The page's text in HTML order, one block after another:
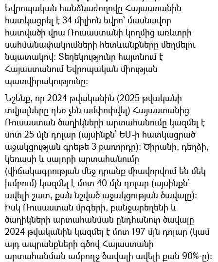
Եվրոպական հանձնաժողովը Հայաստանին
հատկացրել է 34 միլիոն եվրո՝ մասնավոր
հատվածի վրա Ռուսաստանի կողմից առևտրի
սահմանափակումների հետևանքները մեղմելու
նպատակով։ Տեղեկությունը հայտնում է
Հայաստանում Եվրոպական միության
պատվիրակությունը։
Նշենք, որ 2024 թվականին (2025 թվականի
տվյալները դեռ չեն ամփոփվել) Հայաստանից
Ռուսաստան ծաղիկների արտահանումը կազմել է
մոտ 25 մլն դոլար (այսինքն՝ ԵՄ-ի հատկացրած
աջակցության գրեթե 3 քառորդը)։ Ծիրանի, դեղձի,
կեռասի և սալորի արտահանումը
(վիճակագրության մեջ դրանք միավորվում են մեկ
խմբում) կազմել է մոտ 40 մլն դոլար (այսինքն՝
ավելի շատ, քան նշված աջակցության ծավալը)։
Իսկ Ռուսաստան մրգերի, բանջարեղենի և
ծաղիկների արտահանման ընդհանուր ծավալը
2024 թվականին կազմել է մոտ 197 մլն դոլար (կամ
այդ ապրանքների գծով Հայաստանի
արտահանման ամբողջ ծավալի ավելի քան 90%-ը)։